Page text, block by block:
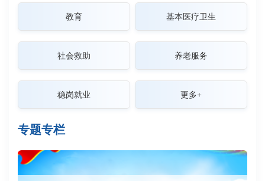
教育 基本医疗卫生
社会救助 养老服务
稳岗就业 更多+
专题专栏